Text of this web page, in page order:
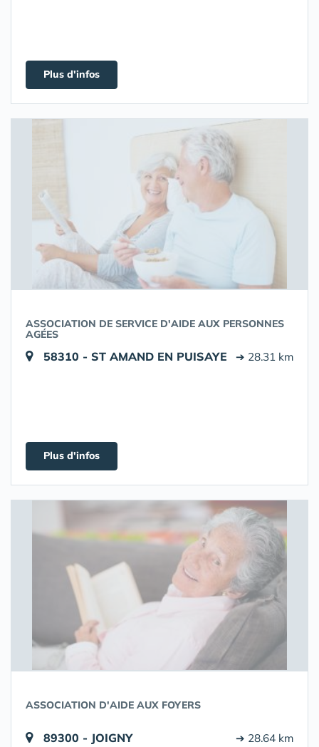
Plus d'infos
ASSOCIATION DE SERVICE D'AIDE AUX PERSONNES
AGÉES
58310 - ST AMAND EN PUISAYE ➔ 28.31 km
Plus d'infos
ASSOCIATION D'AIDE AUX FOYERS
89300 - JOIGNY ➔ 28.64 km